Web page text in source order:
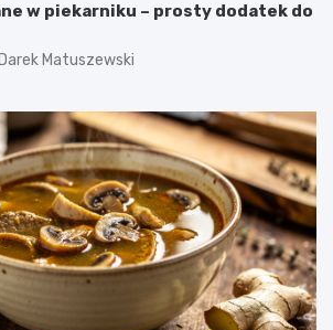
w piekarniku – prosty dodatek do
Darek Matuszewski